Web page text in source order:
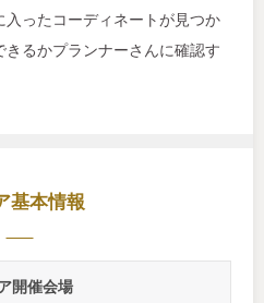
ったコーディネートが見つか
るかプランナーさんに確認す
基本情報
開催会場